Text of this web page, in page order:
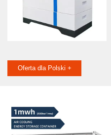
Oferta dla Polski +